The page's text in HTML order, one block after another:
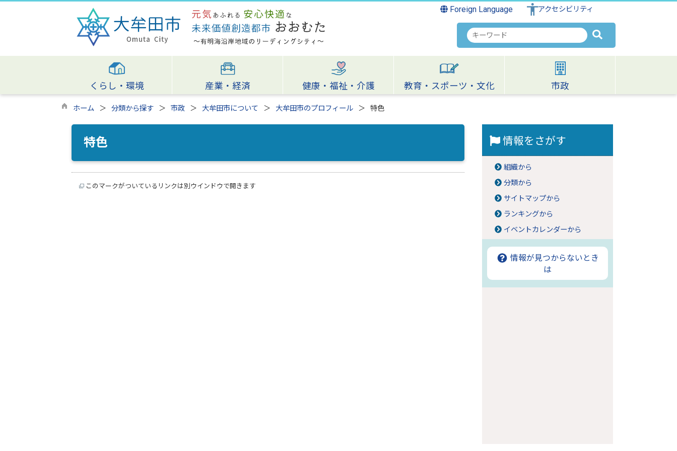
Foreign Language アクセシビリティ
検
索
キ
ワ
ー
くらし・環境 産業・経済 健康・福祉・介護 教育・スポーツ・文化 市政
ホーム 分類から探す 市政 大牟田市について 大牟田市のプロフィール 特色
特色
このマークがついているリンクは別ウインドウで開きます
情報をさがす
組織から
分類から
サイトマップから
ランキングから
イベントカレンダーから
情報が見つからないとき
は